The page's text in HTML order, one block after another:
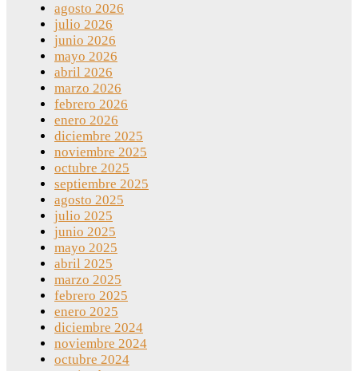
agosto 2026
julio 2026
junio 2026
mayo 2026
abril 2026
marzo 2026
febrero 2026
enero 2026
diciembre 2025
noviembre 2025
octubre 2025
septiembre 2025
agosto 2025
julio 2025
junio 2025
mayo 2025
abril 2025
marzo 2025
febrero 2025
enero 2025
diciembre 2024
noviembre 2024
octubre 2024